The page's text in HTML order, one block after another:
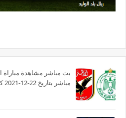
بث مباشر مشاهدة مباراة
مباشر بتاريخ 22-12-2021 كأس السوبر الأفريقى